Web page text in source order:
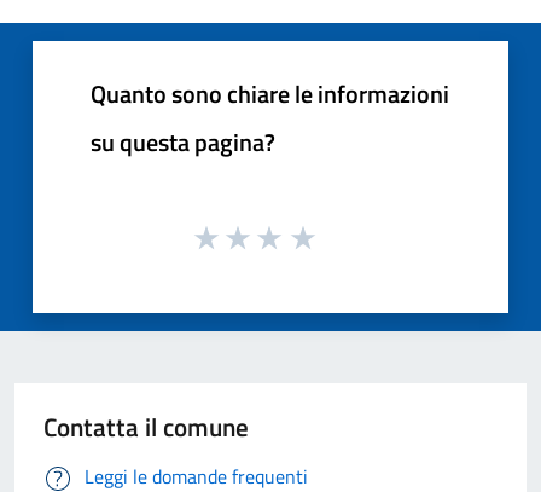
Quanto sono chiare le informazioni
su questa pagina?
Contatta il comune
Leggi le domande frequenti